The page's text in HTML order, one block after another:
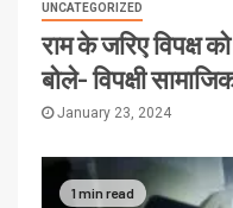
UNCATEGORIZED
राम के जरिए
बोले- विपक्षी
January 23, 2024
1 min read